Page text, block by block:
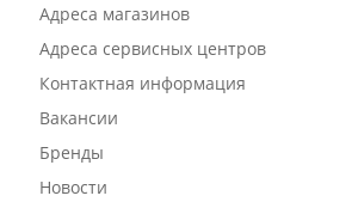
Адреса магазинов
Адреса сервисных центров
Контактная информация
Вакансии
Бренды
Новости